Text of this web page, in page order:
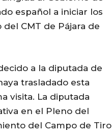
español a iniciar los
CMT de Pájara de
a la diputada de
trasladado esta
visita. La diputada
en el Pleno del
del Campo de Tiro